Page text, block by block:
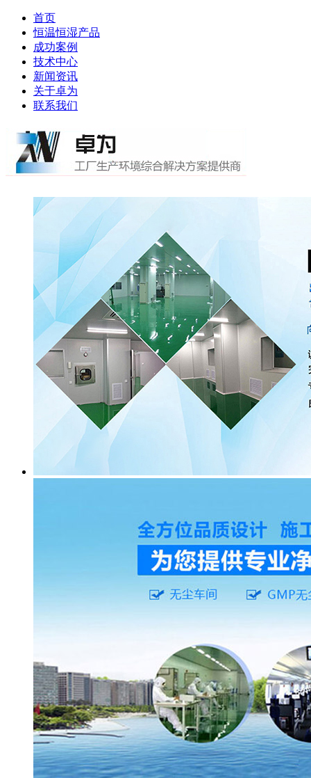
首页
恒温恒湿产品
成功案例
技术中心
新闻资讯
关于卓为
联系我们